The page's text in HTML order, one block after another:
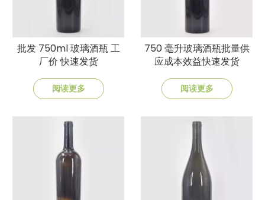
批发 750ml 玻璃酒瓶 工
厂价 快速发货
阅读更多
750 毫升玻璃酒瓶批量供
应成本效益快速发货
阅读更多